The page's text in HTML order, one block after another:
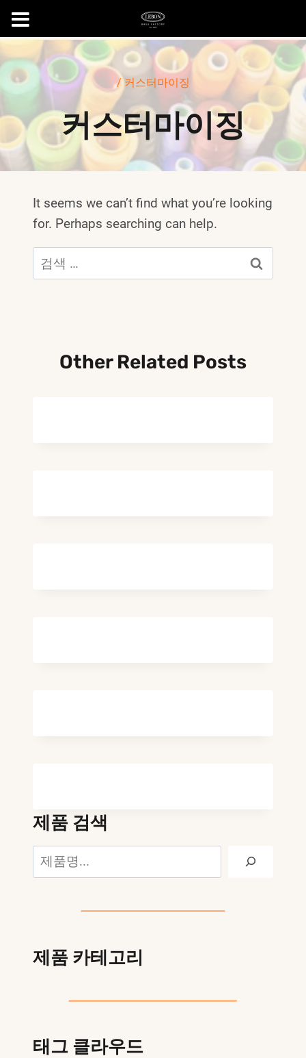
문
으
동
/ 커스터마이징
커스터마이징
It seems we can’t find what you’re looking
for. Perhaps searching can help.
검
색
Other Related Posts
제품 검색
검
제품 카테고리
태그 클라우드